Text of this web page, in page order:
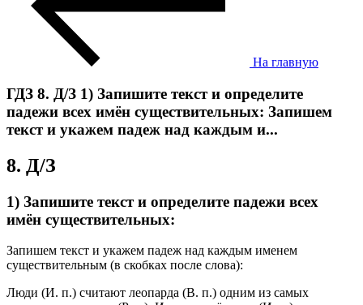
На главную
ГДЗ 8. Д/З 1) Запишите текст и определите
падежи всех имён существительных: Запишем
текст и укажем падеж над каждым и...
8. Д/З
1) Запишите текст и определите падежи всех
имён существительных:
Запишем текст и укажем падеж над каждым именем
существительным (в скобках после слова):
Люди (И. п.) считают леопарда (В. п.) одним из самых